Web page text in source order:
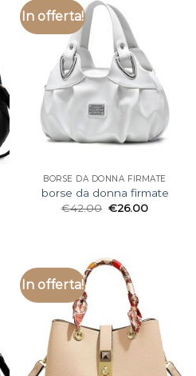
In offerta!
BORSE DA DONNA FIRMATE
borse da donna firmate
€42.00 €26.00
In offerta!